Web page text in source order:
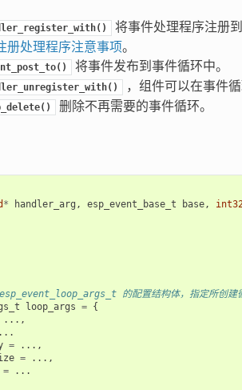
将事件处理程序注册
册处理程序注意事项。
将事件发布到事件循环中。
，组件可以在事件
删除不再需要的事件循环。
* handler_arg , esp_event_base_t base,
的配置结构体，指定所创建
loop_args = {
...,
...
=
...,
=
...,
=
...